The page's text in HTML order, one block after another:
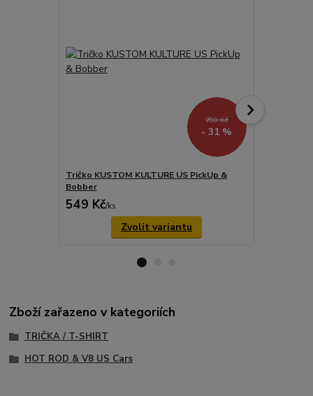
790 Kč
- 31 %
Tričko KUSTOM KULTURE US PickUp &
Bobber
549 Kč/ks
Zvolit variantu
Zboží zařazeno v kategoriích
TRIČKA / T-SHIRT
HOT ROD & V8 US Cars